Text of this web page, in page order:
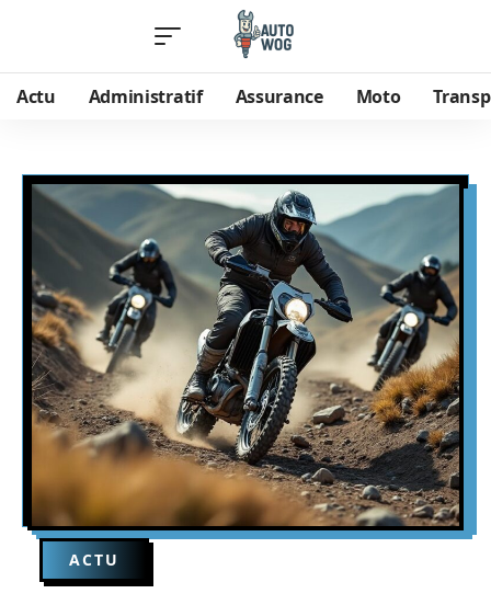
Actu Administratif Assurance Moto
ACTU